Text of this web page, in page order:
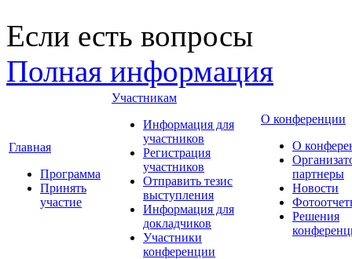
Если есть вопросы
Полная информация
Главная
Программа
Принять
участие
Участникам
Информация для
участников
Регистрация
участников
Отправить тезис
выступления
Информация для
докладчиков
Участники
конференции
О конференции
О
партнеры
Новости
Решения